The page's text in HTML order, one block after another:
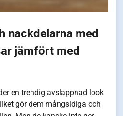
nackdelarna med
jämfört med
en trendig avslappnad look
gör dem mångsidiga och